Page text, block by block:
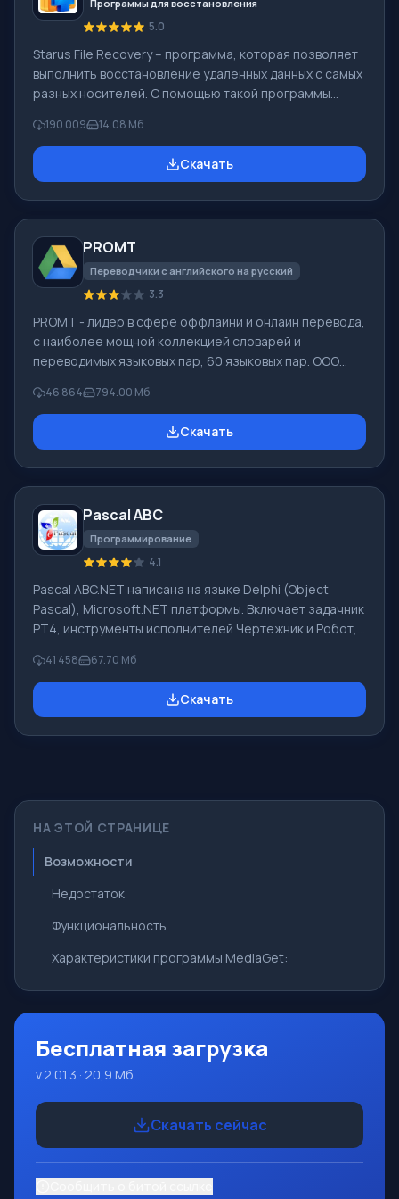
Программы для восстановления
5.0
Starus File Recovery – программа, которая позволяет
выполнить восстановление удаленных данных с самых
разных носителей. С помощью такой программы
разными способами. Например, они были удалены
мимо Корзины, скрыты под воздействием
вредоносного программного обеспечения, утеряны
различными устройствами, например, с жесткими
дисками, SS
190 009 14.08 Мб
Скачать
PROMT
Переводчики с английского на русский
3.3
PROMT - лидер в сфере оффлайни и онлайн перевода,
с наиболее мощной коллекцией словарей и
переводимых языковых пар, 60 языковых пар. ООО
разработчик систем перевода для частных
пользователей и корпораций. Программой PROMT
обеспечивается перевод любого текста, пользуясь
русского интерфейса или электронные письма
иностранной компани
46 864 794.00 Мб
Скачать
Pascal ABC
Программирование
4.1
Pascal ABC.NET написана на языке Delphi (Object
Pascal), Microsoft.NET платформы. Включает задачник
PT4, инструменты исполнителей Чертежник и Робот,
изучении программирования. Основное назначение
систем программирования Pascal ABC.NET изучение и
обучение языкам современного программирования.
41 458 67.70 Мб
Скачать
НА ЭТОЙ СТРАНИЦЕ
Возможности
Недостаток
Функциональность
Характеристики программы MediaGet:
Бесплатная загрузка
v.2.01.3 · 20,9 Мб
Скачать сейчас